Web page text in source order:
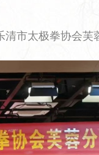
市太极拳协会